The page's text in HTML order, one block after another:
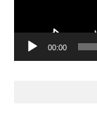
00:00